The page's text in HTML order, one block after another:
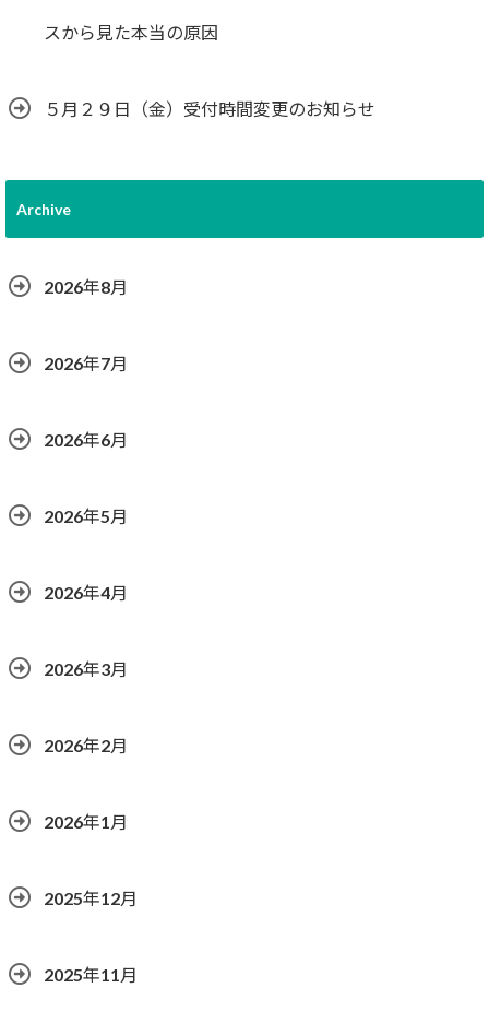
スから見た本当の原因
５月２９日（金）受付時間変更のお知らせ
Archive
2026年8月
2026年7月
2026年6月
2026年5月
2026年4月
2026年3月
2026年2月
2026年1月
2025年12月
2025年11月